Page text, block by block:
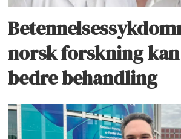
norsk forskning
bedre behandling